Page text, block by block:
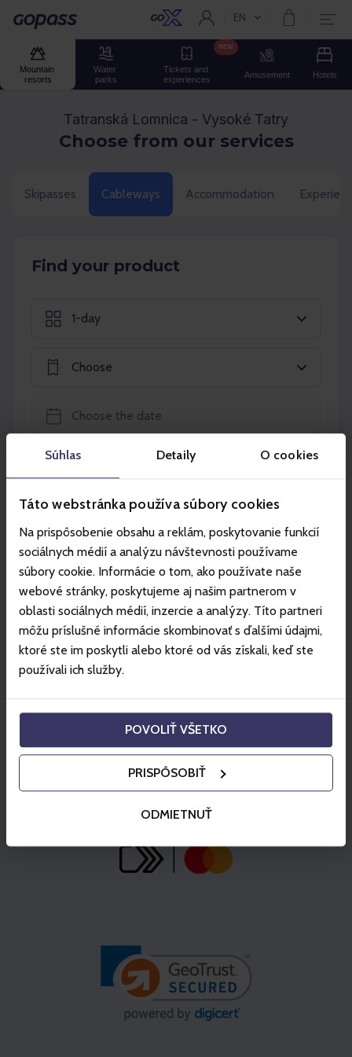
Súhlas Detaily O cookies
Táto webstránka používa súbory cookies
Na prispôsobenie obsahu a reklám, poskytovanie funkcií
sociálnych médií a analýzu návštevnosti používame
súbory cookie. Informácie o tom, ako používate naše
webové stránky, poskytujeme aj našim partnerom v
oblasti sociálnych médií, inzercie a analýzy. Títo partneri
môžu príslušné informácie skombinovať s ďalšími údajmi,
ktoré ste im poskytli alebo ktoré od vás získali, keď ste
používali ich služby.
POVOLIŤ VŠETKO
PRISPÔSOBIŤ
ODMIETNUŤ
Gopass Current language:
EN
Mountain
resorts
Water
parks
Tickets and
experiences
NEW
Amusement Hotels
Tatranská Lomnica - Vysoké Tatry
Choose from our services
Skipasses Cableways Accommodation
Find your product
1-day
Choose
Partners